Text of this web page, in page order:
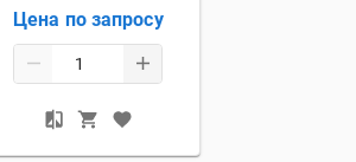
Цена по запросу